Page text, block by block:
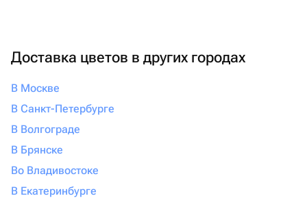
Доставка цветов в других городах
В Москве
В Санкт-Петербурге
В Волгограде
В Брянске
Во Владивостоке
В Екатеринбурге